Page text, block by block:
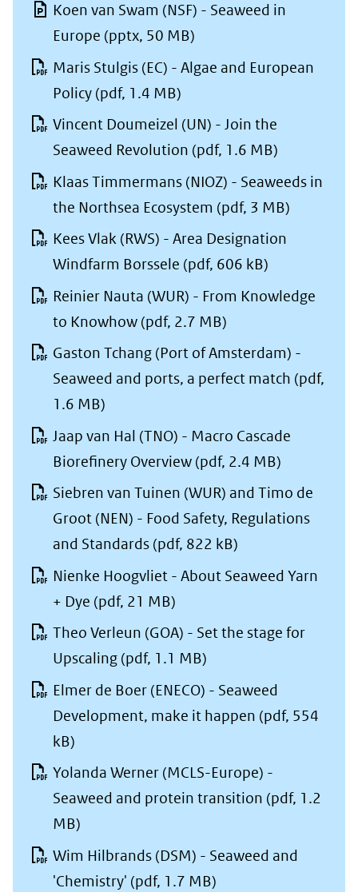
Koen van Swam (NSF) - Seaweed in
Europe (pptx, 50 MB)
Maris Stulgis (EC) - Algae and European
Policy (pdf, 1.4 MB)
Vincent Doumeizel (UN) - Join the
Seaweed Revolution (pdf, 1.6 MB)
Klaas Timmermans (NIOZ) - Seaweeds in
the Northsea Ecosystem (pdf, 3 MB)
Kees Vlak (RWS) - Area Designation
Windfarm Borssele (pdf, 606 kB)
Reinier Nauta (WUR) - From Knowledge
to Knowhow (pdf, 2.7 MB)
Gaston Tchang (Port of Amsterdam) -
Seaweed and ports, a perfect match (pdf,
1.6 MB)
Jaap van Hal (TNO) - Macro Cascade
Biorefinery Overview (pdf, 2.4 MB)
Siebren van Tuinen (WUR) and Timo de
Groot (NEN) - Food Safety, Regulations
and Standards (pdf, 822 kB)
Nienke Hoogvliet - About Seaweed Yarn
+ Dye (pdf, 21 MB)
Theo Verleun (GOA) - Set the stage for
Upscaling (pdf, 1.1 MB)
Elmer de Boer (ENECO) - Seaweed
Development, make it happen (pdf, 554
kB)
Yolanda Werner (MCLS-Europe) -
Seaweed and protein transition (pdf, 1.2
MB)
Wim Hilbrands (DSM) - Seaweed and
'Chemistry' (pdf, 1.7 MB)